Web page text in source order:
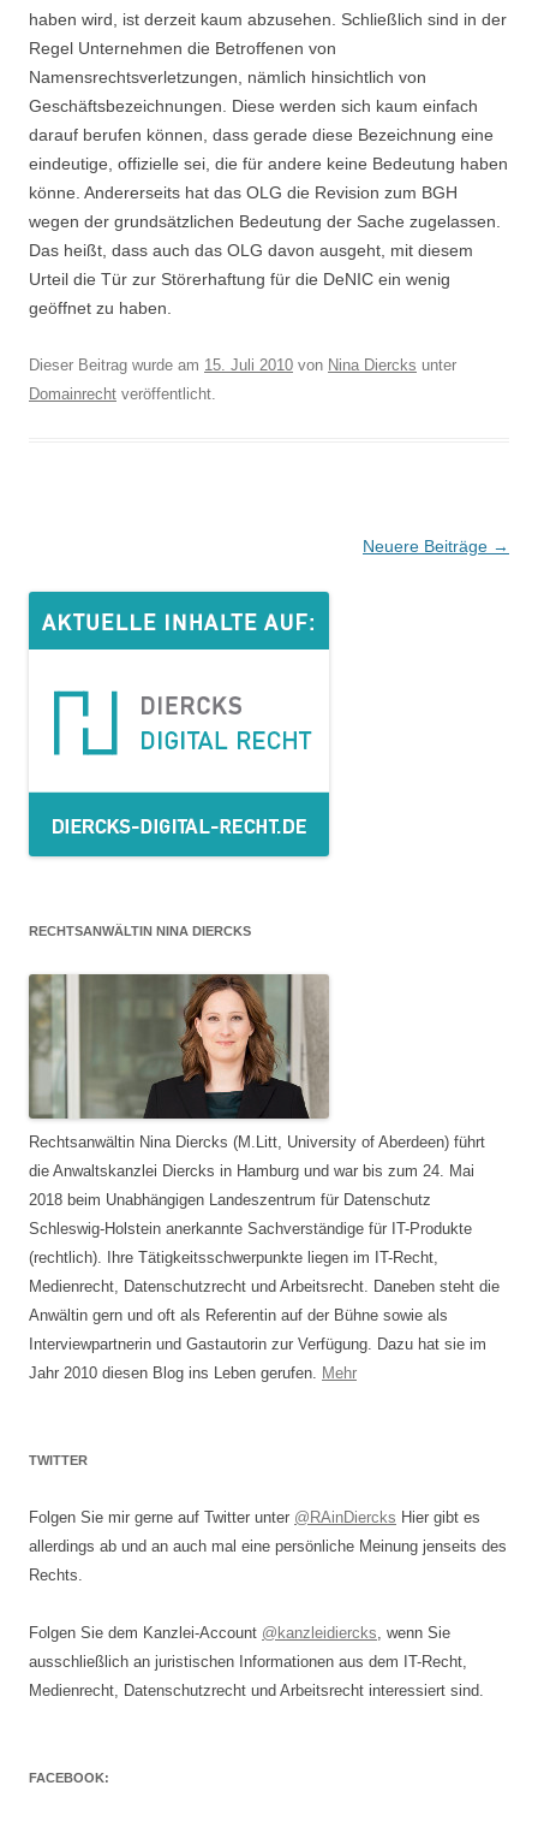
haben wird, ist derzeit kaum abzusehen. Schließlich sind in der
Regel Unternehmen die Betroffenen von
Namensrechtsverletzungen, nämlich hinsichtlich von
Geschäftsbezeichnungen. Diese werden sich kaum einfach
darauf berufen können, dass gerade diese Bezeichnung eine
eindeutige, offizielle sei, die für andere keine Bedeutung haben
könne. Andererseits hat das OLG die Revision zum BGH
wegen der grundsätzlichen Bedeutung der Sache zugelassen.
Das heißt, dass auch das OLG davon ausgeht, mit diesem
Urteil die Tür zur Störerhaftung für die DeNIC ein wenig
geöffnet zu haben.
Dieser Beitrag wurde am 15. Juli 2010 von Nina Diercks unter
Domainrecht veröffentlicht.
Neuere Beiträge →
RECHTSANWÄLTIN NINA DIERCKS
Rechtsanwältin Nina Diercks (M.Litt, University of Aberdeen) führt
die Anwaltskanzlei Diercks in Hamburg und war bis zum 24. Mai
2018 beim Unabhängigen Landeszentrum für Datenschutz
Schleswig-Holstein anerkannte Sachverständige für IT-Produkte
(rechtlich). Ihre Tätigkeitsschwerpunkte liegen im IT-Recht,
Medienrecht, Datenschutzrecht und Arbeitsrecht. Daneben steht die
Anwältin gern und oft als Referentin auf der Bühne sowie als
Interviewpartnerin und Gastautorin zur Verfügung. Dazu hat sie im
Jahr 2010 diesen Blog ins Leben gerufen. Mehr
TWITTER
Folgen Sie mir gerne auf Twitter unter @RAinDiercks Hier gibt es
allerdings ab und an auch mal eine persönliche Meinung jenseits des
Rechts.
Folgen Sie dem Kanzlei-Account @kanzleidiercks, wenn Sie
ausschließlich an juristischen Informationen aus dem IT-Recht,
Medienrecht, Datenschutzrecht und Arbeitsrecht interessiert sind.
FACEBOOK: